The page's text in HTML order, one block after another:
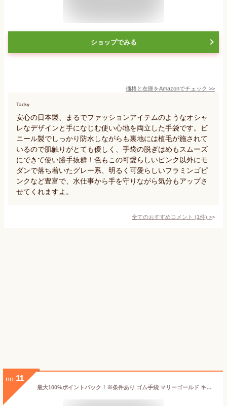
ショップでみる
価格と在庫をAmazonでチェック >>
Tacky
安心の日本製、まるでファッションアイテムのようなオシャ
レなデザインと手になじむ使い心地を両立した手袋です。ビ
ニール製でしっかり防水しながらも裏地には植毛が施されて
いるので肌触りがとても優しく、手袋の脱ぎはめもスムーズ
にできて使い勝手抜群！色もこの可愛らしいピンク以外にモ
ダンで落ち着いたグレー系、明るく可愛らしいフラミンゴピ
ンクなど豊富で、水仕事から手を守りながら気分もアップさ
せてくれますよ。
全てのおすすめコメント (1件) >
no. 11
最大100%ポイントバック！※条件あり ゴム手袋 マリーゴールド キッチン手袋 キッチングローブ 敏感肌用 センシティブ 手荒れ ロング グローブ 作業 厚手 ブルー おしゃれ marigold Sサイズ Mサイズ ラッピング対応 洗剤 プチ ギフト プレゼント 女性 男性 おすすめ 家事